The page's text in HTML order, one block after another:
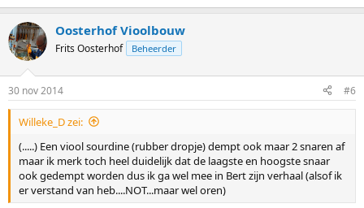
Oosterhof Vioolbouw
Frits Oosterhof Beheerder
30 nov 2014 #6
Willeke_D zei:
(.....) Een viool sourdine (rubber dropje) dempt ook maar 2 snaren af
maar ik merk toch heel duidelijk dat de laagste en hoogste snaar
ook gedempt worden dus ik ga wel mee in Bert zijn verhaal (alsof ik
er verstand van heb....NOT...maar wel oren)